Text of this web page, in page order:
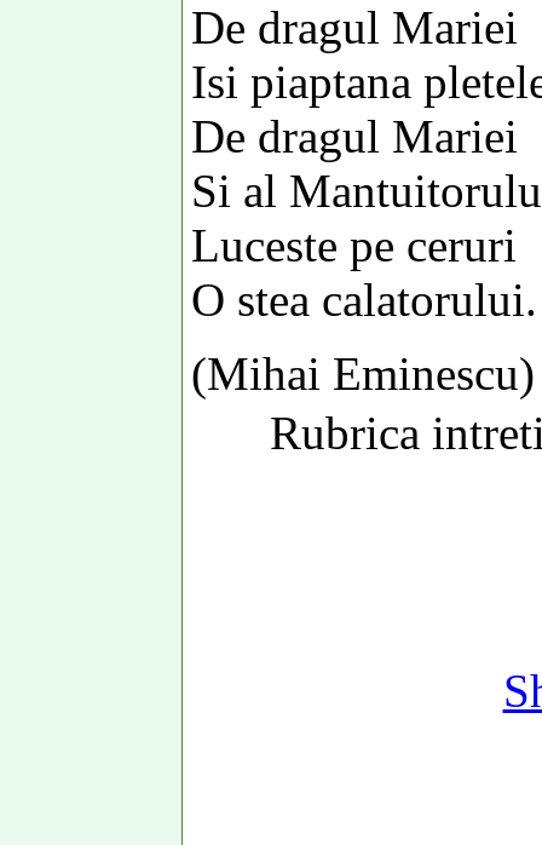
De dragul Mariei
Isi piaptana
De dragul Mariei
Si al
Luceste pe ceruri
O stea calatorului.
(Mihai Eminescu)
Rubrica